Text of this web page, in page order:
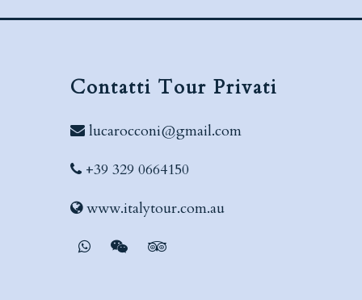
Contatti Tour Privati
lucarocconi@gmail.com
+39 329 0664150
www.italytour.com.au